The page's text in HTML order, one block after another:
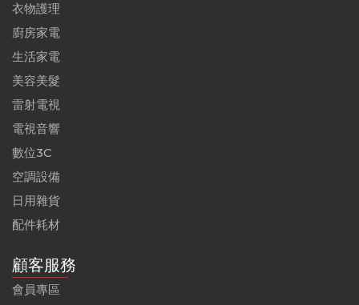
衣物護理
廚房家電
生活家電
美容美髮
雷射電視
電視音響
數位3C
空調設備
日用雜貨
配件耗材
顧客服務
會員專區